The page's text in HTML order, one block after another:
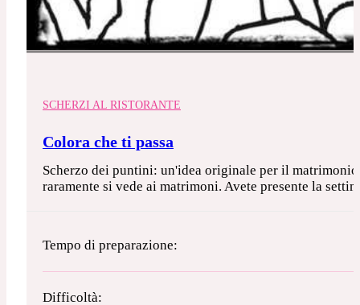
SCHERZI AL RISTORANTE
Colora che ti passa
Scherzo dei puntini: un'idea originale per il
raramente si vede ai matrimoni. Avete presente la
Tempo di preparazione:
Difficoltà: